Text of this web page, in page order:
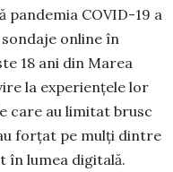
pandemia COVID-19 a
online în
18 ani din Marea
la experiențele lor
care au limitat brusc
forțat pe mulți dintre
în lumea digitală.